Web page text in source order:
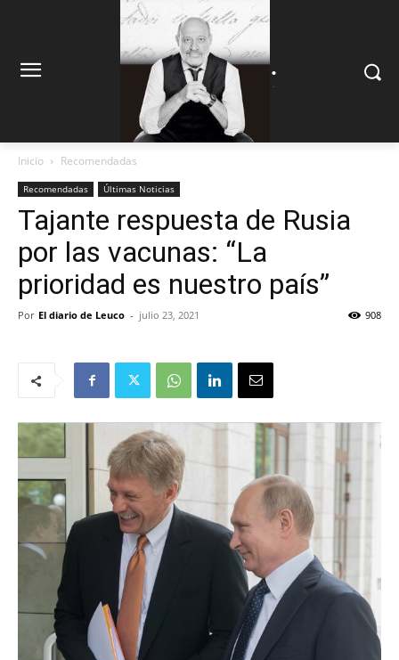
.
Inicio Recomendadas
Recomendadas Últimas Noticias
Tajante respuesta de Rusia
por las vacunas: “La
prioridad es nuestro país”
Por El diario de Leuco - julio 23, 2021 908